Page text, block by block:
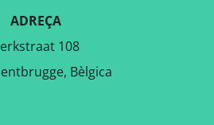
ADREÇA
108
Bèlgica